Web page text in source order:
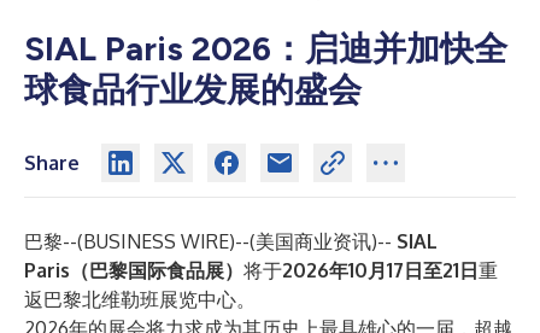
SIAL Paris 2026：启迪并加快全
球食品行业发展的盛会
Share
巴黎--(BUSINESS WIRE)--(美国商业资讯)-- SIAL
Paris（巴黎国际食品展） 将于2026年10月17日至21日重
返巴黎北维勒班展览中心。
2026年的展会将力求成为其历史上最具雄心的一届，超越